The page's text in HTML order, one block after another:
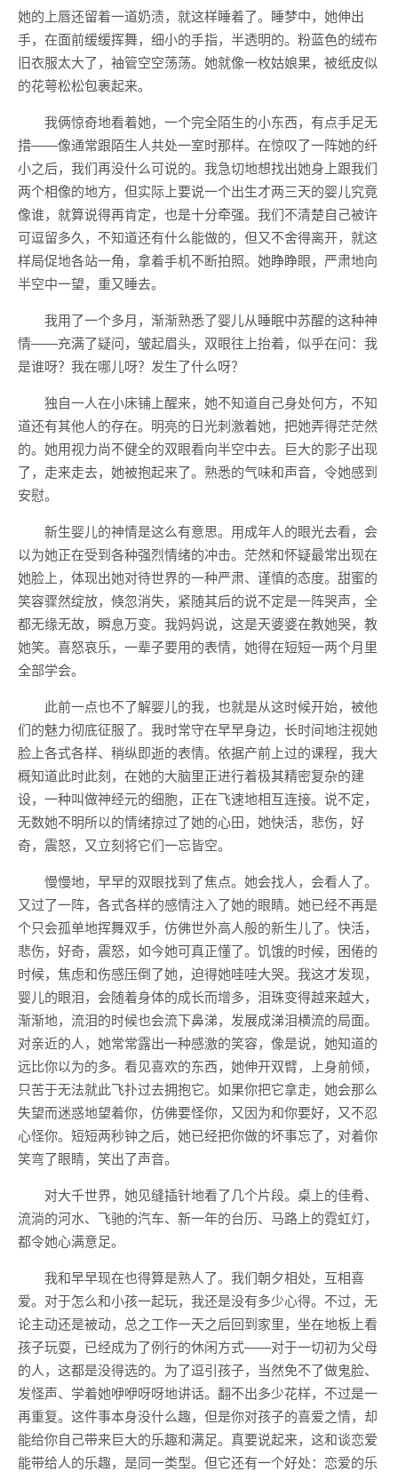
她的上唇还留着一道奶渍，就这样睡着了。睡梦中，她伸出
手，在面前缓缓挥舞，细小的手指，半透明的。粉蓝色的绒布
旧衣服太大了，袖管空空荡荡。她就像一枚姑娘果，被纸皮似
的花萼松松包裹起来。
我俩惊奇地看着她，一个完全陌生的小东西，有点手足无
措——像通常跟陌生人共处一室时那样。在惊叹了一阵她的纤
小之后，我们再没什么可说的。我急切地想找出她身上跟我们
两个相像的地方，但实际上要说一个出生才两三天的婴儿究竟
像谁，就算说得再肯定，也是十分牵强。我们不清楚自己被许
可逗留多久，不知道还有什么能做的，但又不舍得离开，就这
样局促地各站一角，拿着手机不断拍照。她睁睁眼，严肃地向
半空中一望，重又睡去。
我用了一个多月，渐渐熟悉了婴儿从睡眠中苏醒的这种神
情——充满了疑问，皱起眉头，双眼往上抬着，似乎在问：我
是谁呀？我在哪儿呀？发生了什么呀？
独自一人在小床铺上醒来，她不知道自己身处何方，不知
道还有其他人的存在。明亮的日光刺激着她，把她弄得茫茫然
的。她用视力尚不健全的双眼看向半空中去。巨大的影子出现
了，走来走去，她被抱起来了。熟悉的气味和声音，令她感到
安慰。
新生婴儿的神情是这么有意思。用成年人的眼光去看，会
以为她正在受到各种强烈情绪的冲击。茫然和怀疑最常出现在
她脸上，体现出她对待世界的一种严肃、谨慎的态度。甜蜜的
笑容骤然绽放，倏忽消失，紧随其后的说不定是一阵哭声，全
都无缘无故，瞬息万变。我妈妈说，这是天婆婆在教她哭，教
她笑。喜怒哀乐，一辈子要用的表情，她得在短短一两个月里
全部学会。
此前一点也不了解婴儿的我，也就是从这时候开始，被他
们的魅力彻底征服了。我时常守在早早身边，长时间地注视她
脸上各式各样、稍纵即逝的表情。依据产前上过的课程，我大
概知道此时此刻，在她的大脑里正进行着极其精密复杂的建
设，一种叫做神经元的细胞，正在飞速地相互连接。说不定，
无数她不明所以的情绪掠过了她的心田，她快活，悲伤，好
奇，震怒，又立刻将它们一忘皆空。
慢慢地，早早的双眼找到了焦点。她会找人，会看人了。
又过了一阵，各式各样的感情注入了她的眼睛。她已经不再是
个只会孤单地挥舞双手，仿佛世外高人般的新生儿了。快活，
悲伤，好奇，震怒，如今她可真正懂了。饥饿的时候，困倦的
时候，焦虑和伤感压倒了她，迫得她哇哇大哭。我这才发现，
婴儿的眼泪，会随着身体的成长而增多，泪珠变得越来越大，
渐渐地，流泪的时候也会流下鼻涕，发展成涕泪横流的局面。
对亲近的人，她常常露出一种感激的笑容，像是说，她知道的
远比你以为的多。看见喜欢的东西，她伸开双臂，上身前倾，
只苦于无法就此飞扑过去拥抱它。如果你把它拿走，她会那么
失望而迷惑地望着你，仿佛要怪你，又因为和你要好，又不忍
心怪你。短短两秒钟之后，她已经把你做的坏事忘了，对着你
笑弯了眼睛，笑出了声音。
对大千世界，她见缝插针地看了几个片段。桌上的佳肴、
流淌的河水、飞驰的汽车、新一年的台历、马路上的霓虹灯，
都令她心满意足。
我和早早现在也得算是熟人了。我们朝夕相处，互相喜
爱。对于怎么和小孩一起玩，我还是没有多少心得。不过，无
论主动还是被动，总之工作一天之后回到家里，坐在地板上看
孩子玩耍，已经成为了例行的休闲方式——对于一切初为父母
的人，这都是没得选的。为了逗引孩子，当然免不了做鬼脸、
发怪声、学着她咿咿呀呀地讲话。翻不出多少花样，不过是一
再重复。这件事本身没什么趣，但是你对孩子的喜爱之情，却
能给你自己带来巨大的乐趣和满足。真要说起来，这和谈恋爱
能带给人的乐趣，是同一类型。但它还有一个好处：恋爱的乐